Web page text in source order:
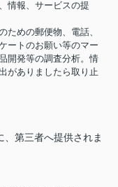
情報、サービスの提
めの郵便物、電話、
ートのお願い等のマー
開発等の調査分析。情
がありましたら取り止
第三者へ提供されま